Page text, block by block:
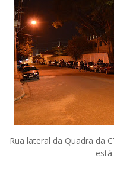
Rua lateral da Quadra da